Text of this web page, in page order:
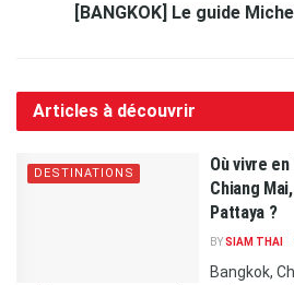
[BANGKOK] Le guide
Articles à découvrir
DESTINATIONS
Où vivre
Chiang
Pattaya ?
BYSIAM THAI
Bangkok,